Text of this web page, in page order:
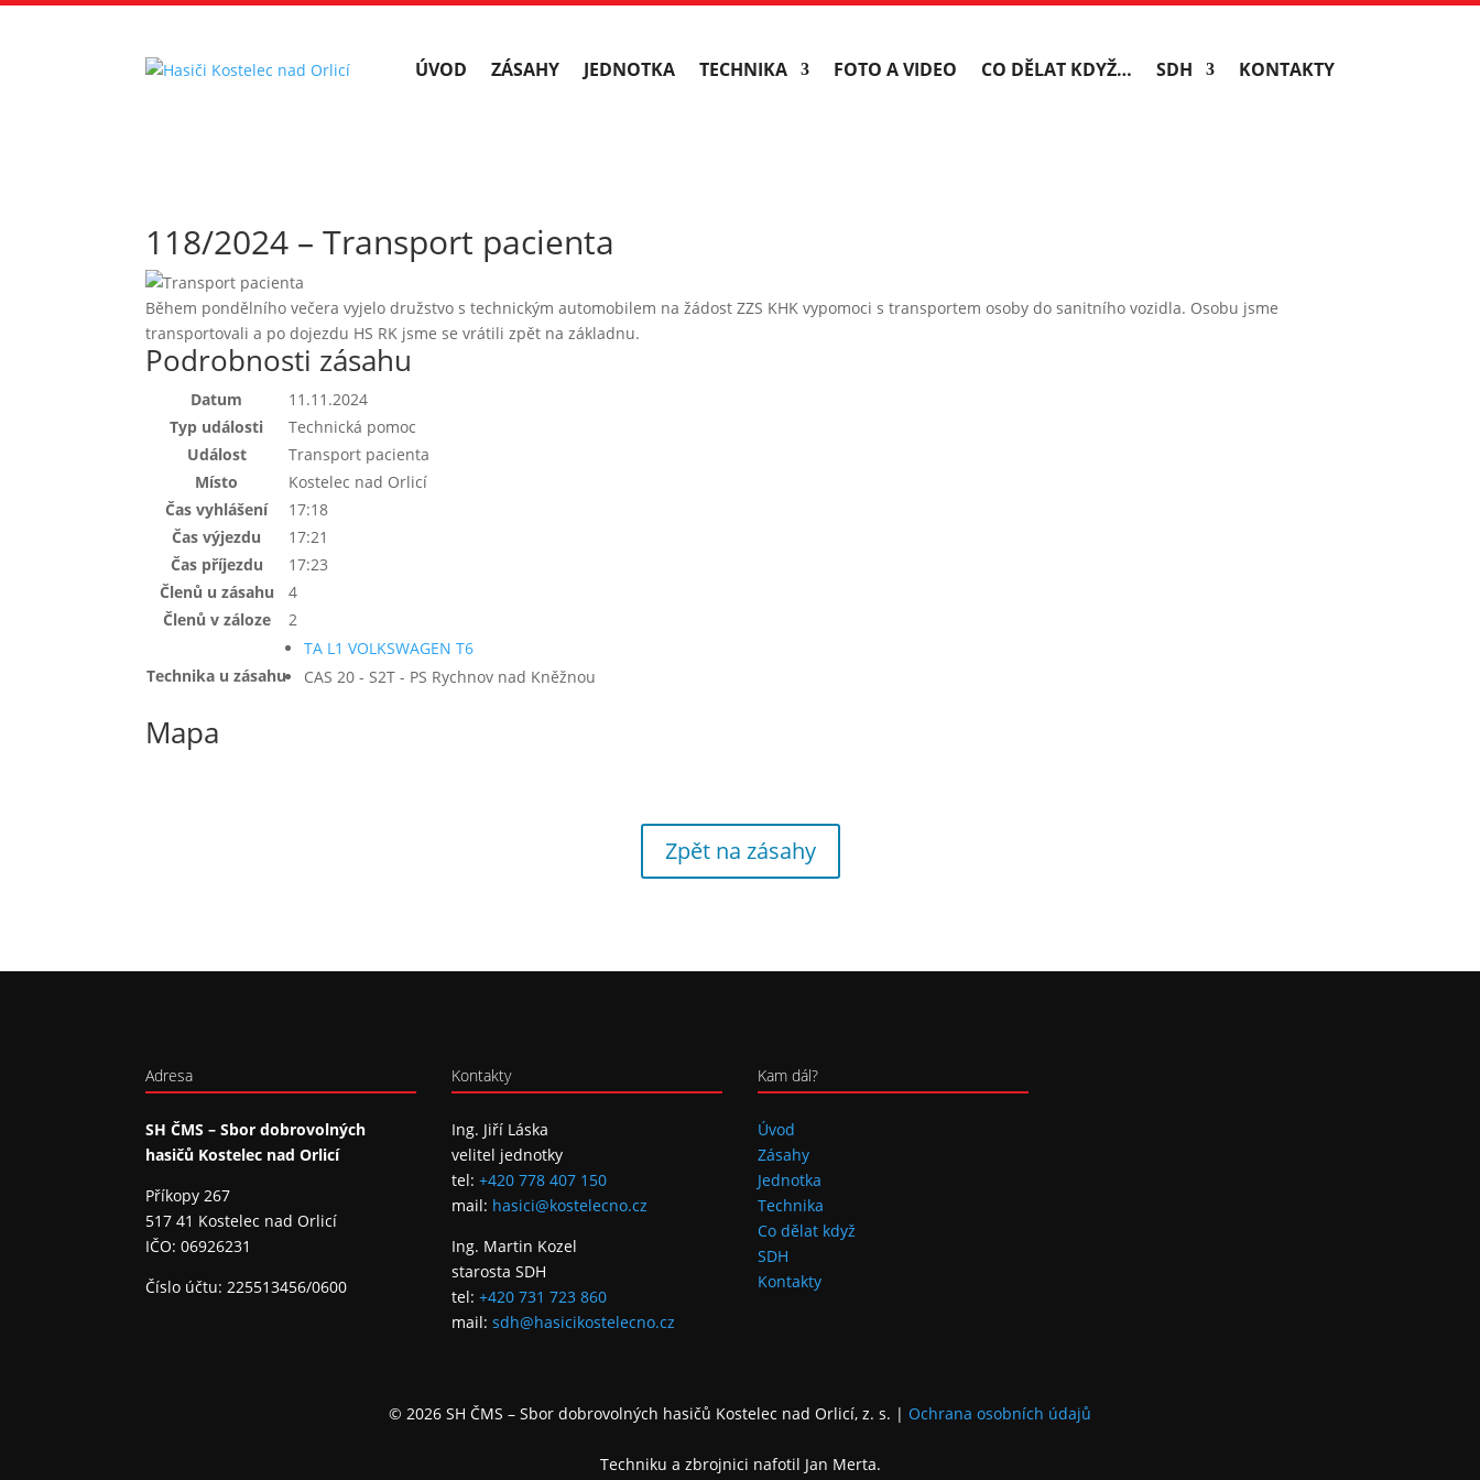
ÚVOD ZÁSAHY JEDNOTKA TECHNIKA FOTO A VIDEO CO DĚLAT KDYŽ… SDH KONTAKTY
118/2024 – Transport pacienta
Během pondělního večera vyjelo družstvo s technickým automobilem na žádost ZZS KHK vypomoci s transportem osoby do sanitního vozidla. Osobu jsme
transportovali a po dojezdu HS RK jsme se vrátili zpět na základnu.
Podrobnosti zásahu
Datum
11.11.2024
Typ události
Technická pomoc
Událost
Transport pacienta
Místo
Kostelec nad Orlicí
Čas vyhlášení
17:18
Čas výjezdu
17:21
Čas příjezdu
17:23
Členů u zásahu
4
Členů v záloze
2
Technika u zásahu
TA L1 VOLKSWAGEN T6
CAS 20 - S2T - PS Rychnov nad Kněžnou
Mapa
Zpět na zásahy
Adresa
SH ČMS – Sbor dobrovolných
hasičů Kostelec nad Orlicí
Příkopy 267
517 41 Kostelec nad Orlicí
IČO: 06926231
Číslo účtu: 225513456/0600
Kontakty
Ing. Jiří Láska
velitel jednotky
tel:+420 778 407 150
mail: hasici@kostelecno.cz
Ing. Martin Kozel
starosta SDH
tel:+420 731 723 860
mail:sdh@hasicikostelecno.cz
Kam dál?
Úvod
Zásahy
Jednotka
Technika
Co dělat když
SDH
Kontakty
© 2026 SH ČMS – Sbor dobrovolných hasičů Kostelec nad Orlicí, z. s. | Ochrana osobních údajů
Techniku a zbrojnici nafotil Jan Merta.